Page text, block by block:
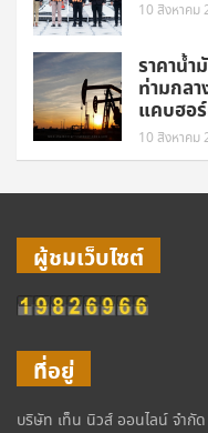
10 สิงหาคม
ราคาน้
ท่ามกล
แคบฮอ
10 สิงหาคม
ผู้ชมเว็บไซต์
ที่อยู่
บริษัท เท็น นิวส์ ออนไลน์ จำกัด